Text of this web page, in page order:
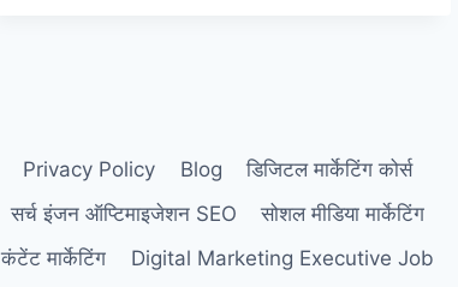
Privacy Policy Blog
डिजिटल मार्केटिंग कोर्स
सर्च इंजन ऑप्टिमाइजेशन SEO
सोशल मीडिया मार्केटिंग
कंटेंट मार्केटिंग
Digital Marketing Executive Job